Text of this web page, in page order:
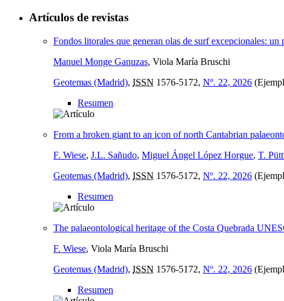
Artículos de revistas
Fondos litorales que generan olas de surf excepcionales:
Manuel Monge Ganuzas, Viola María Bruschi
Geotemas (Madrid), ISSN 1576-5172, Nº. 22, 2026
Resumen
From a broken giant to an icon of north Cantabrian
F. Wiese, J.L. Sañudo, Miguel Ángel López Horgue, T.
Geotemas (Madrid), ISSN 1576-5172, Nº. 22, 2026
Resumen
The palaeontological heritage of the Costa Quebrada
F. Wiese, Viola María Bruschi
Geotemas (Madrid), ISSN 1576-5172, Nº. 22, 2026
Resumen